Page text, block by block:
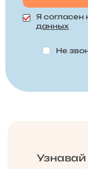
Я согласен
данных
Не
Узнавай